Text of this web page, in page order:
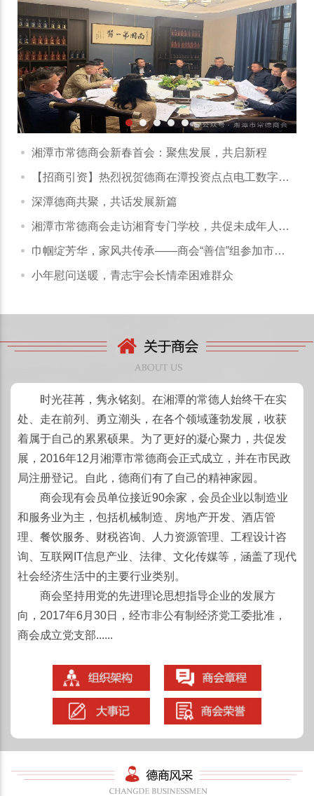
湘潭市常德商会新春首会：聚焦发展，共启新程
【招商引资】热烈祝贺德商在潭投资点点电工数字化
平台正式启动
深潭德商共聚，共话发展新篇
湘潭市常德商会走访湘育专门学校，共促未成年人成
长与商会发展
巾帼绽芳华，家风共传承——商会“善信”组参加市工
商联妇工委“三八”活动
小年慰问送暖，青志宇会长情牵困难群众
时光荏苒，隽永铭刻。在湘潭的常德人始终干在实
处、走在前列、勇立潮头，在各个领域蓬勃发展，收获
着属于自己的累累硕果。为了更好的凝心聚力，共促发
展，2016年12月湘潭市常德商会正式成立，并在市民政
局注册登记。自此，德商们有了自己的精神家园。
商会现有会员单位接近90余家，会员企业以制造业
和服务业为主，包括机械制造、房地产开发、酒店管
理、餐饮服务、财税咨询、人力资源管理、工程设计咨
询、互联网IT信息产业、法律、文化传媒等，涵盖了现代
社会经济生活中的主要行业类别。
商会坚持用党的先进理论思想指导企业的发展方
向，2017年6月30日，经市非公有制经济党工委批准，
商会成立党支部......